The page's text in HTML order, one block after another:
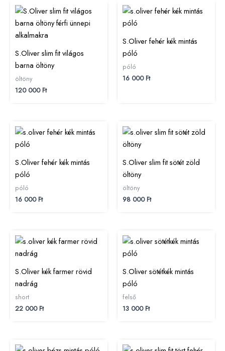
S.Oliver slim fit világos
barna öltöny
öltöny
120 000Ft
S.Oliver fehér kék mintás
póló
póló
16 000Ft
S.Oliver fehér kék mintás
póló
póló
16 000Ft
S.Oliver slim fit sötét zöld
öltöny
öltöny
98 000Ft
S.Oliver kék farmer rövid
nadrág
short
22 000Ft
S.Oliver sötétkék mintás
póló
felső
13 000Ft